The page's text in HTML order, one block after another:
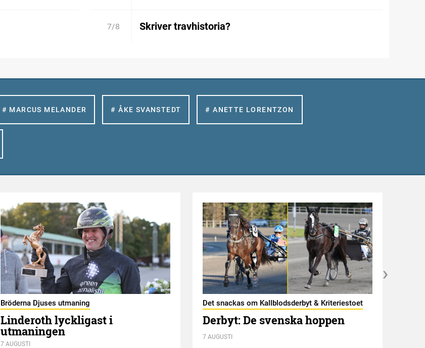
7/8 Skriver travhistoria?
# MARCUS MELANDER # ÅKE SVANSTEDT # ANETTE LORENTZON
Bröderna Djuses utmaning
Linderoth lyckligast i
utmaningen
7 AUGUSTI
Det snackas om Kallblodsderbyt & Kriteriestoet
Derbyt: De svenska hoppen
7 AUGUSTI